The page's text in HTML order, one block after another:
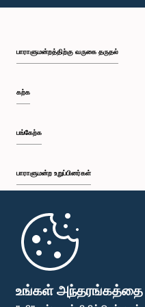
உங்கள் அந்தரங்கத்தை
பி.ப. 2:15 - பி.ப. 2:25
பி.ப. 2:30 - பி.ப. 2:39
பி.ப. 2:48 - பி.ப. 2:57
பாராளுமன்றத்திற்கு வருகை தருதல்
கற்க
பங்கேற்க
பாராளுமன்ற உறுப்பினர்கள்
முதற்பக்கம்
பாராளுமன்ற கையடக்க செயலி